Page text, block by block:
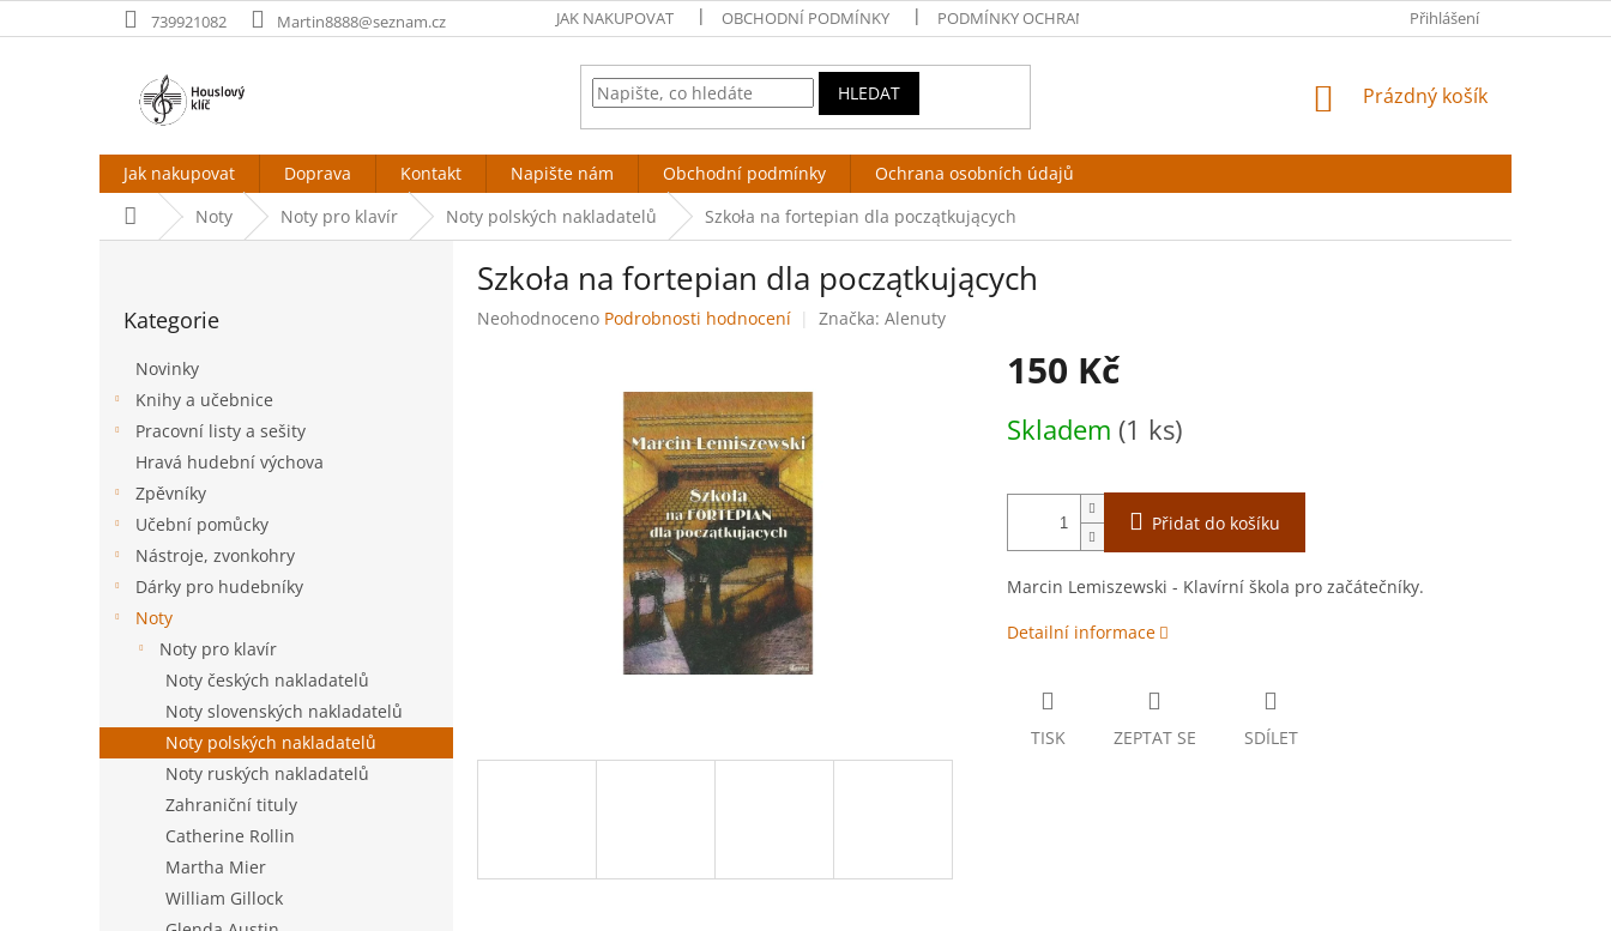
na
739921082 Martin8888@seznam.cz JAK NAKUPOVAT OBCHODNÍ PODMÍNKY PODMÍNKY OCHRANY OSOBNÍCH ÚDAJŮ Přihlášení
HLEDAT
NÁKUPNÍ
Prázdný košík
Jak nakupovat Doprava Kontakt Napište nám Obchodní podmínky
Ochrana osobních údajů
Domů Noty Noty pro klavír Noty polských nakladatelů Szkoła na fortepian dla początkujących
kategorie
Kategorie
Novinky
Knihy a učebnice
Pracovní listy a sešity
Hravá hudební výchova
Zpěvníky
Učební pomůcky
Nástroje, zvonkohry
Dárky pro hudebníky
Noty
Noty pro klavír
Noty českých nakladatelů
Noty slovenských nakladatelů
Noty polských nakladatelů
Noty ruských nakladatelů
Zahraniční tituly
Catherine Rollin
Martha Mier
William Gillock
Szkoła na fortepian dla początkujących
Průměrné
Neohodnoceno Podrobnosti hodnocení Značka: Alenuty
150 Kč
cena:
Skladem (1 ks)
Přidat do košíku
Marcin Lemiszewski - Klavírní škola pro začátečníky.
Detailní informace
TISK ZEPTAT SE SDÍLET